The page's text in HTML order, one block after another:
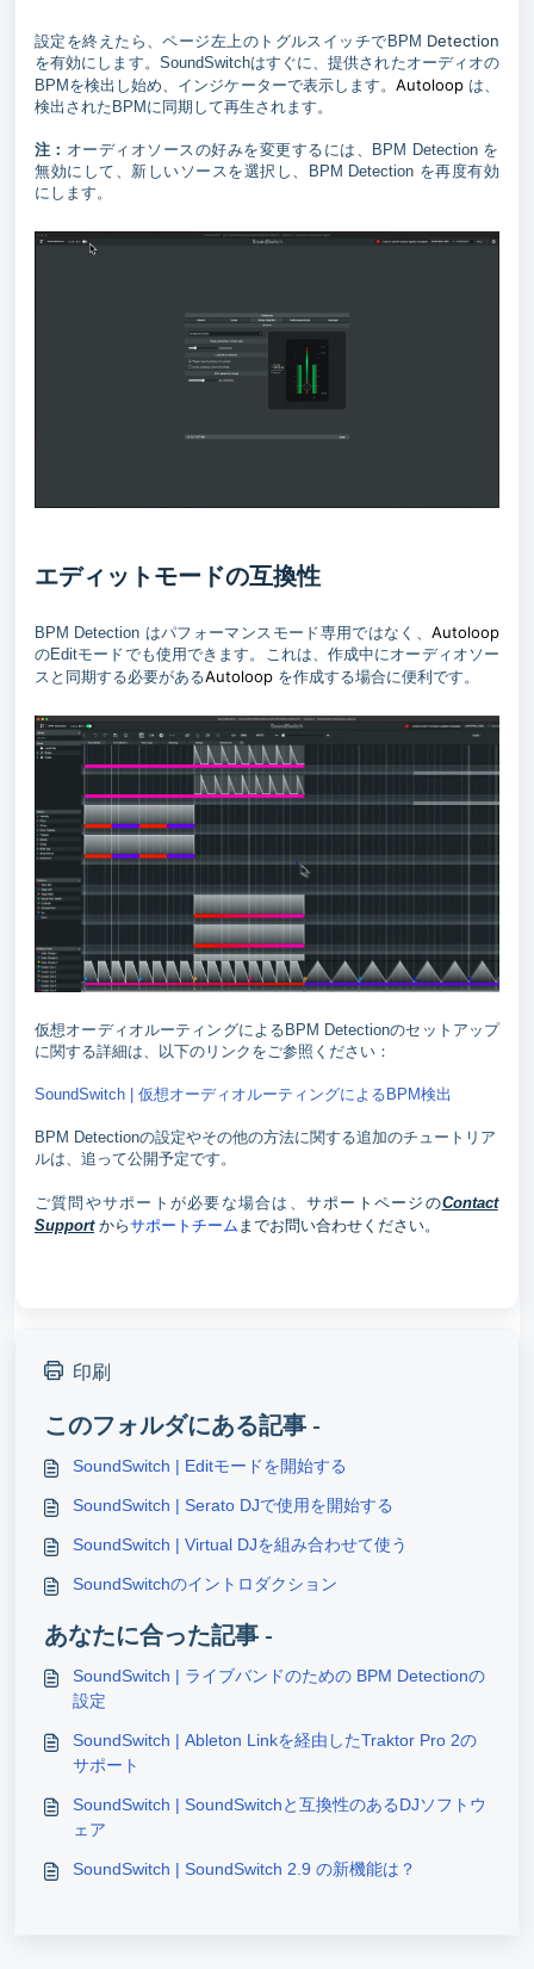
設定を終えたら、ページ左上のトグルスイッチでBPM Detection
を有効にします。SoundSwitchはすぐに、提供されたオーディオの
BPMを検出し始め、インジケーターで表示します。 Autoloopは、
検出されたBPMに同期して再生されます。
注： オーディオソースの好みを変更するには、BPM Detection を
無効にして、新しいソースを選択し、BPM Detection を再度有効
にします。
エディットモードの互換性
BPM Detection はパフォーマンスモード専用ではなく、 Autoloop
のEditモードでも使用できます。これは、作成中にオーディオソー
スと同期する必要があるAutoloop を作成する場合に便利です。
仮想オーディオルーティングによるBPM Detectionのセットアップ
に関する詳細は、以下のリンクをご参照ください：
SoundSwitch | 仮想オーディオルーティングによるBPM検出
BPM Detectionの設定やその他の方法に関する追加のチュートリア
ルは、追って公開予定です。
ご質問やサポートが必要な場合は、 サポートページのContact
Supportからサポートチーム までお問い合わせください。
印刷
このフォルダにある記事 -
SoundSwitch | Editモードを開始する
SoundSwitch | Serato DJで使用を開始する
SoundSwitch | Virtual DJを組み合わせて使う
SoundSwitchのイントロダクション
あなたに合った記事 -
SoundSwitch | ライブバンドのための BPM Detectionの
設定
SoundSwitch | Ableton Linkを経由したTraktor Pro 2の
サポート
SoundSwitch | SoundSwitchと互換性のあるDJソフトウ
ェア
SoundSwitch | SoundSwitch 2.9 の新機能は？